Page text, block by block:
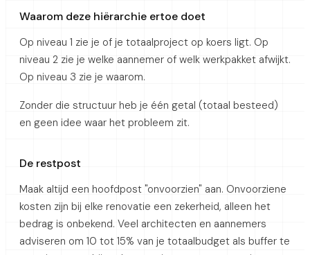
Waarom deze hiërarchie ertoe doet
Op niveau 1 zie je of je totaalproject op koers ligt. Op
niveau 2 zie je welke aannemer of welk werkpakket afwijkt.
Op niveau 3 zie je waarom.
Zonder die structuur heb je één getal (totaal besteed)
en geen idee waar het probleem zit.
De restpost
Maak altijd een hoofdpost "onvoorzien" aan. Onvoorziene
kosten zijn bij elke renovatie een zekerheid, alleen het
bedrag is onbekend. Veel architecten en aannemers
adviseren om 10 tot 15% van je totaalbudget als buffer te